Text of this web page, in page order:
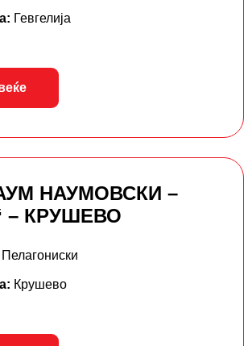
Гевгелија
НАУМОВСКИ –
– КРУШЕВО
Пелагониски
Крушево